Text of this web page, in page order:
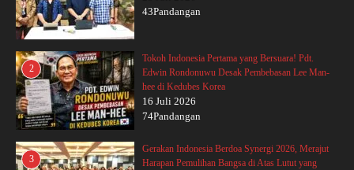
43Pandangan
2
Tokoh Indonesia Pertama yang Bersuara! Pdt.
Edwin Rondonuwu Desak Pembebasan Lee Man-
hee di Kedubes Korea
16 Juli 2026
74Pandangan
3
Gerakan Indonesia Berdoa Synergi 2026, Merajut
Harapan Pemulihan Bangsa di Atas Lutut yang